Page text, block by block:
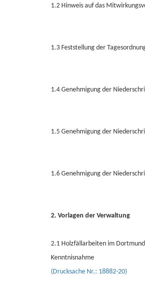
1.2 Hinweis auf das
1.3 Feststellung der
1.4 Genehmigung der
1.5 Genehmigung der
1.6 Genehmigung der
2. Vorlagen der Verwaltung
2.1 Holzfällarbeiten im
Kenntnisnahme
(Drucksache Nr.: 18882-20)